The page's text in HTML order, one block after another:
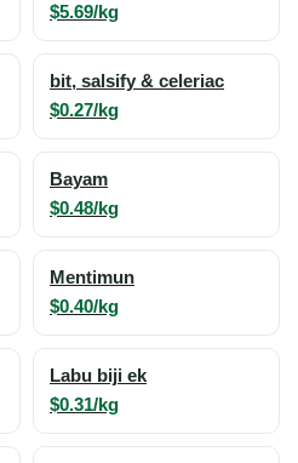
$5.69/kg
bit, salsify & celeriac
$0.27/kg
Bayam
$0.48/kg
Mentimun
$0.40/kg
Labu biji ek
$0.31/kg